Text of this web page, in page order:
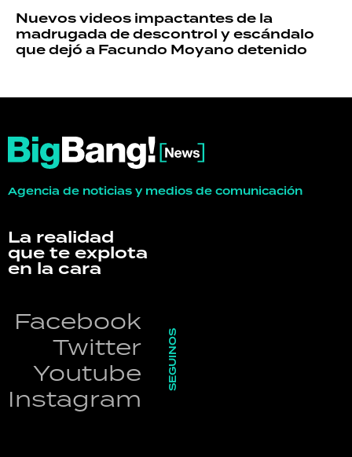
Nuevos videos impactantes de la
madrugada de descontrol y escándalo
que dejó a Facundo Moyano detenido
Agencia de noticias y medios de comunicación
La realidad
que te explota
en la cara
Facebook
Twitter
Youtube
Instagram
SEGUINOS